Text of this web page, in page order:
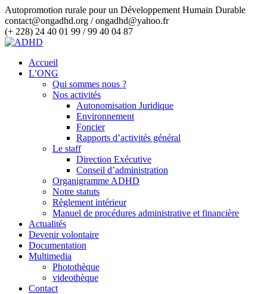
Autopromotion rurale pour un Développement Humain Durable
contact@ongadhd.org / ongadhd@yahoo.fr
(+ 228) 24 40 01 99 / 99 40 04 87
Accueil
L’ONG
Qui sommes nous ?
Nos activités
Autonomisation Juridique
Environnement
Foncier
Rapports d’activités général
Le staff
Direction Exécutive
Conseil d’administration
Organigramme ADHD
Notre statuts
Règlement intérieur
Manuel de procédures administrative et financière
Actualités
Devenir volontaire
Documentation
Multimedia
Photothèque
videothèque
Contact